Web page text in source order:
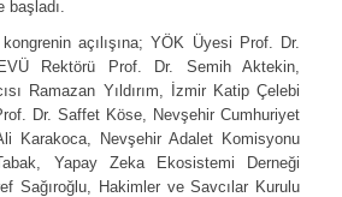
açılışına; YÖK Üyesi Prof. Dr.
Rektörü Prof. Dr. Semih Aktekin,
Ramazan Yıldırım, İzmir Katip Çelebi
Dr. Saffet Köse, Nevşehir Cumhuriyet
Karakoca, Nevşehir Adalet Komisyonu
Yapay Zeka Ekosistemi Derneği
Sağıroğlu, Hakimler ve Savcılar Kurulu